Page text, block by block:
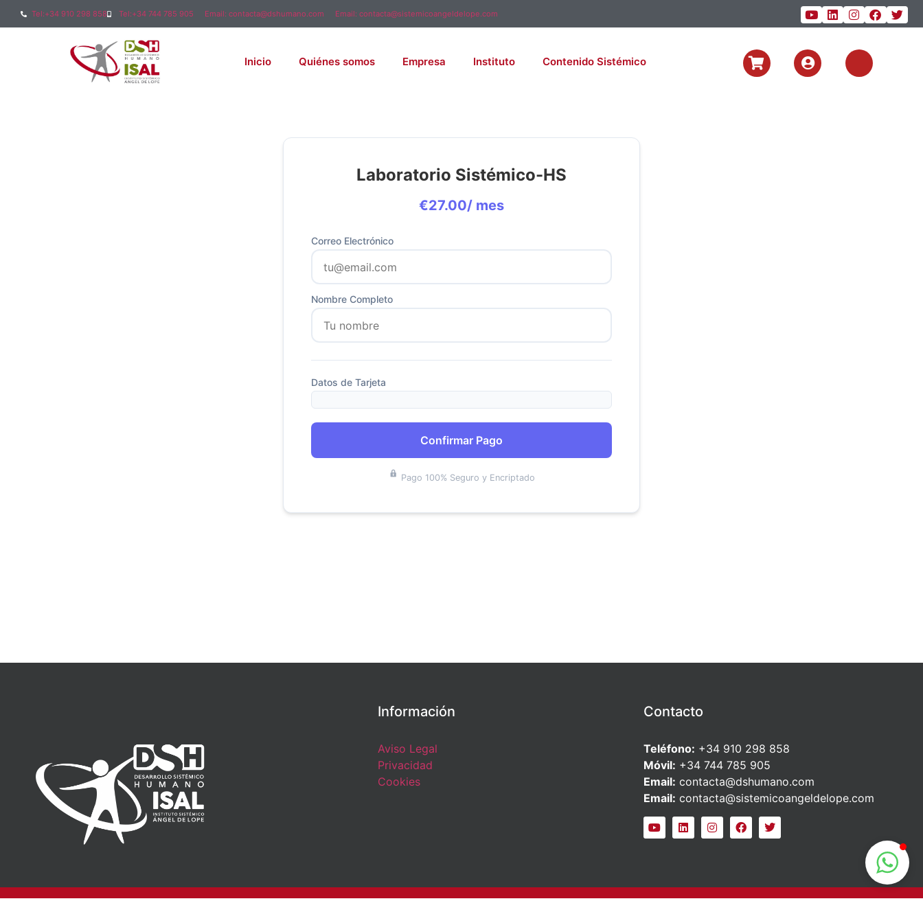
Tel:+34 910 298 858 Tel:+34 744 785 905 Email: contacta@dshumano.com Email: contacta@sistemicoangeldelope.com
Inicio Quiénes somos Empresa Instituto Contenido Sistémico
Laboratorio Sistémico-HS
€27.00/ mes
Correo Electrónico
Nombre Completo
Datos de Tarjeta
Confirmar Pago
Pago 100% Seguro y Encriptado
Información
Aviso Legal
Privacidad
Cookies
Contacto
Teléfono: +34 910 298 858
Móvil: +34 744 785 905
Email: contacta@dshumano.com
Email: contacta@sistemicoangeldelope.com